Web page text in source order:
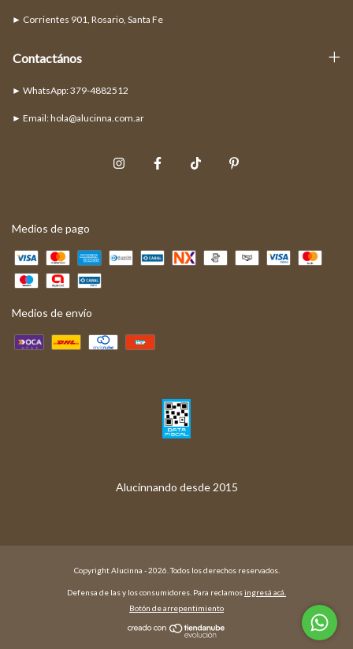
► Corrientes 901, Rosario, Santa Fe
Contactános
► Email:hola@alucinna.com.ar
Medios de pago
Medios de envío
Copyright Alucinna - 2026. Todos los derechos reservados.
Defensa de las y los consumidores. Para reclamosingresá acá.
Botón de arrepentimiento